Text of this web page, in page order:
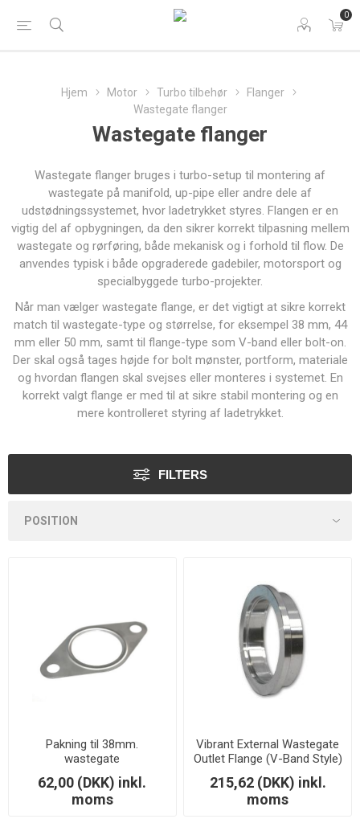
0
Hjem Motor Turbo tilbehør
Flanger
Wastegate flanger
Wastegate flanger
Wastegate flanger bruges i turbo-setup til montering af
wastegate på manifold, up-pipe eller andre dele af
udstødningssystemet, hvor ladetrykket styres. Flangen er en
vigtig del af opbygningen, da den sikrer korrekt tilpasning mellem
wastegate og rørføring, både mekanisk og i forhold til flow. De
anvendes typisk i både opgraderede gadebiler, motorsport og
specialbyggede turbo-projekter.
Når man vælger wastegate flange, er det vigtigt at sikre korrekt
match til wastegate-type og størrelse, for eksempel 38 mm, 44
mm eller 50 mm, samt til flange-type som V-band eller bolt-on.
Der skal også tages højde for bolt mønster, portform, materiale
og hvordan flangen skal svejses eller monteres i systemet. En
korrekt valgt flange er med til at sikre stabil montering og en
mere kontrolleret styring af ladetrykket.
FILTERS
Pakning til 38mm.
wastegate
62,00 (DKK) inkl.
moms
Vibrant External Wastegate
Outlet Flange (V-Band Style)
Tial 44mm and MV-R T304
SS - 1410A
215,62 (DKK) inkl.
moms